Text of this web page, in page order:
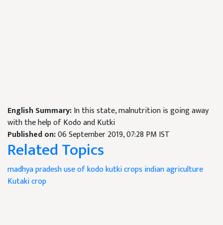
English Summary:In this state, malnutrition is going away
with the help of Kodo and Kutki
Published on:06 September 2019, 07:28 PM IST
Related Topics
madhya pradeshuse of kodokutki crops indian agriculture
Kutaki crop